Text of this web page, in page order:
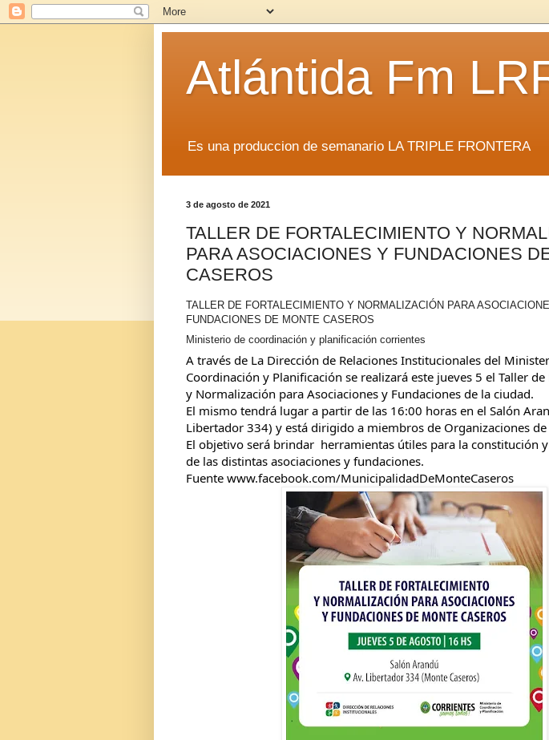
Atlántida Fm
Es una produccion de semanario LA TRIPLE FRONTERA
3 de agosto de 2021
TALLER DE FORTALECIMIENTO Y
PARA ASOCIACIONES Y FUNDACIONES
CASEROS
TALLER DE FORTALECIMIENTO Y NORMALIZACIÓN PARA
FUNDACIONES DE MONTE CASEROS
Ministerio de coordinación y planificación corrientes
A través de La Dirección de Relaciones Institucionales del
Coordinación y Planificación se realizará este jueves 5 el Taller
y Normalización para Asociaciones y Fundaciones de la ciudad.
El mismo tendrá lugar a partir de las 16:00 horas en el Salón
Libertador 334) y está dirigido a miembros de Organizaciones de
El objetivo será brindar  herramientas útiles para la constitución
de las distintas asociaciones y fundaciones.
Fuente www.facebook.com/MunicipalidadDeMonteCaseros